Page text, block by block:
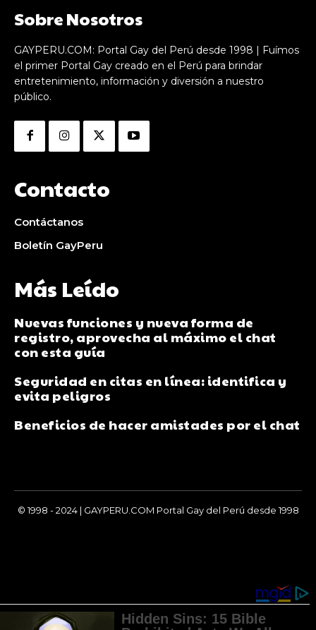
Sobre Nosotros
GAYPERU.COM: Portal Gay del Perú desde 1998 | Fuímos
el primer Portal Gay creado en el Perú para brindar
entretenimiento, información y diversión a nuestro
público.
Contacto
Contáctanos
Boletín GayPeru
Más Leído
Nuevas funciones y nueva forma de
registro, aprovecha al máximo el chat
con esta guía
Seguridad en citas en línea: identifica y
evita peligros
Beneficios de hacer amistades por el chat
© 1998 - 2024 | GAYPERU.COM Portal Gay del Perú desde 1998